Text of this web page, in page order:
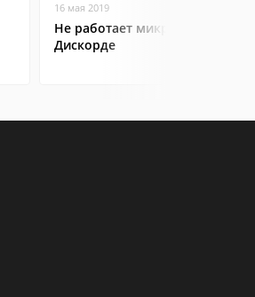
16 мая 2019
Не работает микрофон в
Дискорде